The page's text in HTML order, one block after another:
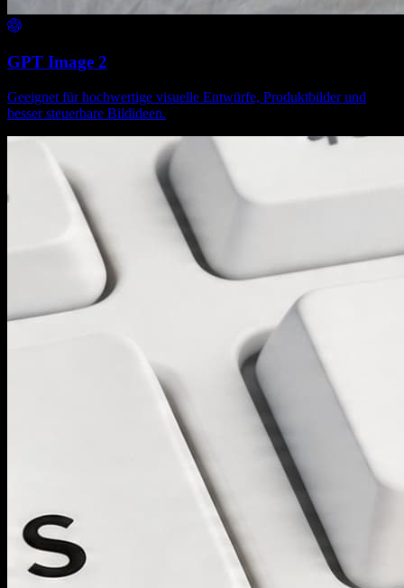
GPT Image 2
Geeignet für hochwertige visuelle Entwürfe, Produktbilder und
besser steuerbare Bildideen.